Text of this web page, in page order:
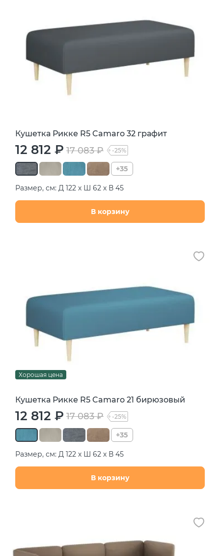
Кушетка Рикке R5 Camaro 32 графит
12 812 ₽ 17 083 ₽ -25%
+35
Размер, см: Д 122 х Ш 62 х В 45
В корзину
Хорошая цена
Кушетка Рикке R5 Camaro 21 бирюзовый
12 812 ₽ 17 083 ₽ -25%
+35
Размер, см: Д 122 х Ш 62 х В 45
В корзину